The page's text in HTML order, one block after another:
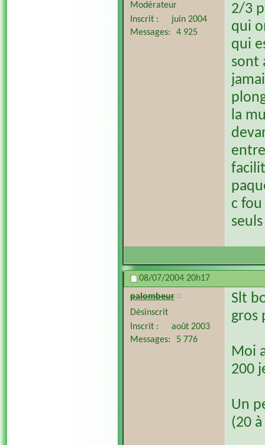
Modérateur
Inscrit
juin 2004
Messages
4 925
2/3
qui
qui
sont
la
c
08/07/2004 20h17
palombeur
Désinscrit
Inscrit
août 2003
Messages
5 776
Slt
gros
Moi
200
Un
(20